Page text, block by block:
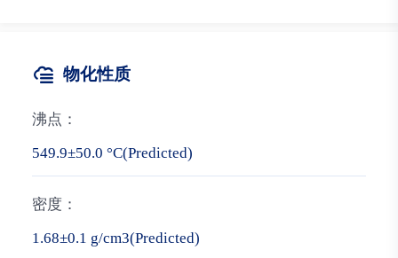
物化性质
沸点：
549.9±50.0 °C(Predicted)
密度：
1.68±0.1 g/cm3(Predicted)